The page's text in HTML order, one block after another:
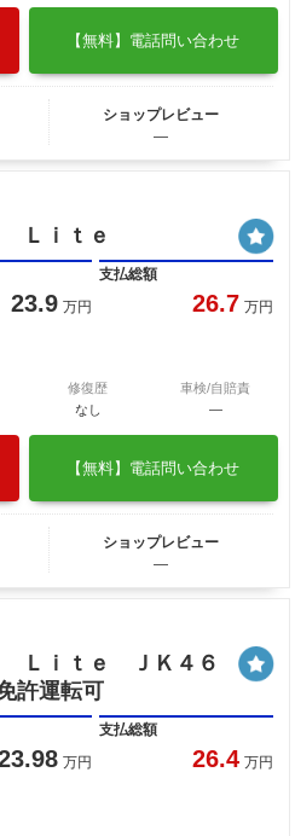
【無料】電話問い合わせ
ショップレビュー
―
Ｌｉｔｅ
23.9 万円
支払総額
26.7 万円
修復歴
なし
車検/自賠責
―
【無料】電話問い合わせ
ショップレビュー
―
Ｌｉｔｅ ＪＫ４６
許運転可
万円
支払総額
26.4 万円